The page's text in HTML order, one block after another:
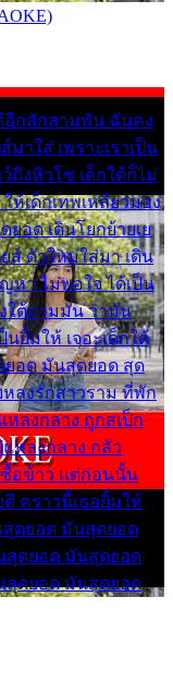
อีกสักสามพัน ฉันคง
าใส่ เพราะเราเป็น
ถึงหิวโซ เด็กใต้ก็ไม่
เด็กเทพเหลียวมอง
ยอด เดินโยกย้ายเย
ส์ ตัวใหม่ใส่มา เดิน
หา ไม่พอใจ ได้เป็น
ใต้ถามมัน ว่ามัน
ยิ้มให้ เจอะเด็กใต้
ยอด มันสุดยอด สุด
ลงรักสาวราม ที่พัก
หลงกลาง ถูกสเป็ก
แหลงกลาง กลัว
ซื้อข้าว แต่ก่อนนั้น
ดี คราวนี้เธอยิ้มให้
สุดยอด มันสุดยอด
ดยอด มันสุดยอด
ดยอด มันสุดยอด